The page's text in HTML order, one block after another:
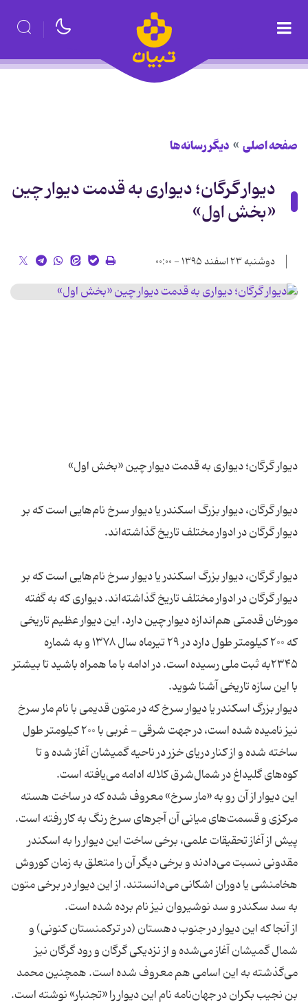
صفحه اصلی دیگر رسانه‌ها
دیوار گرگان؛ دیواری به قدمت دیوار چین
«بخش اول»
دوشنبه ۲۳ اسفند ۱۳۹۵ - ۰۰:۰۰
دیوار گرگان، دیوار بزرگ اسکندر یا دیوار سرخ نام‌هایی است که بر
دیوار گرگان، دیوار بزرگ اسکندر یا دیوار سرخ نام‌هایی است که بر
دیوار گرگان در ادوار مختلف تاریخ گذاشته‌اند. دیواری که به گفته
مورخان قدمتی هم‌اندازه دیوار چین دارد. این دیوار عظیم تاریخی
که ۲۰۰ کیلومتر طول دارد در ۲۹ تیرماه سال ۱۳۷۸ و به شماره
۲۳۴۵به ثبت ملی رسیده ‌است. در ادامه با ما همراه باشید تا بیشتر
دیوار بزرگ اسکندر یا دیوار سرخ که در متون قدیمی با نام مار سرخ
نیز نامیده ‌شده ‌است، در جهت شرقی - غربی با ۲۰۰ كیلومتر طول
ساخته شده و از کنار دریای خزر در ناحیه گمیشان آغاز شده و تا
این دیوار از آن رو به «مار سرخ» معروف شده که در ساخت هسته
پیش از آغاز تحقیقات علمی، برخی ساخت این دیوار را به اسکندر
مقدونی نسبت می‌دادند و برخی دیگر آن را متعلق به زمان کوروش
هخامنشی یا دوران اشکانی می‌دانستند. از این دیوار در برخی متون
از آنجا که این دیوار در جنوب دهستان (در ترکمنستان کنونی) و
شمال گمیشان آغاز می‌شده و از نزدیکی گرگان و رود گرگان نیز
می‌گذشته به این اسامی هم معروف شده ‌است. همچنین محمد